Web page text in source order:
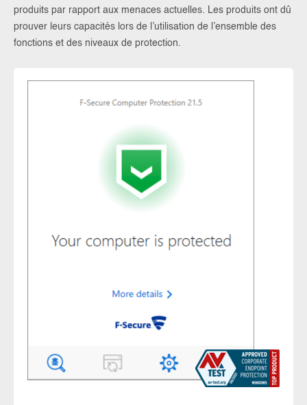
produits par rapport aux menaces actuelles. Les produits ont dû
prouver leurs capacités lors de l’utilisation de l’ensemble des
fonctions et des niveaux de protection.